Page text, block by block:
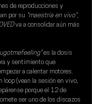
de reproducciones y
por su "maestría en vivo",
va a consolidar aún más
es la dosis
y sentimiento que
a calentar motores.
loop (vean la sesión en vivo,
porque el 12 de
ser uno de los discazos